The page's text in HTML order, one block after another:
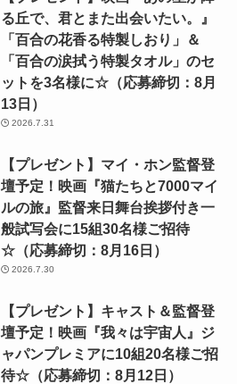
る丘で、君とまた出会いたい。』
「百合の花香る特製しおり」＆
「百合の涙拭う特製タオル」のセ
ットを3名様に☆（応募締切：8月
13日）
2026.7.31
【プレゼント】マイ・ホン監督登
壇予定！映画『猫たちと7000マイ
ルの旅』監督来日舞台挨拶付き一
般試写会に15組30名様ご招待
☆（応募締切：8月16日）
2026.7.30
【プレゼント】キャスト＆監督登
壇予定！映画『我々は宇宙人』ジ
ャパンプレミアに10組20名様ご招
待☆（応募締切：8月12日）